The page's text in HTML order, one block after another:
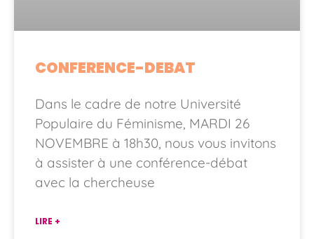
CONFERENCE-DEBAT
Dans le cadre de notre Université
Populaire du Féminisme, MARDI 26
NOVEMBRE à 18h30, nous vous invitons
à assister à une conférence-débat
avec la chercheuse
LIRE +